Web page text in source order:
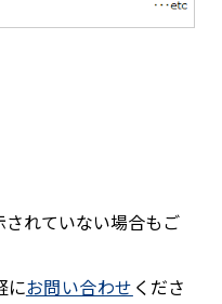
れていない場合もご
にお問い合わせ くださ